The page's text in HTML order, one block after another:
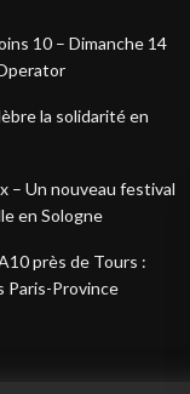
10 – Dimanche 14
la solidarité en
– Un nouveau festival
en Sologne
près de Tours :
Paris-Province